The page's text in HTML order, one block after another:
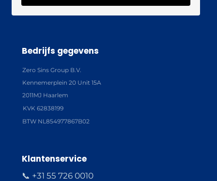
Bedrijfs gegevens
Zero Sins Group B.V.
Kennemerplein 20 Unit 15A
2011MJ Haarlem
KVK 62838199
BTW NL854977867B02
Klantenservice
📞 +31 55 726 0010